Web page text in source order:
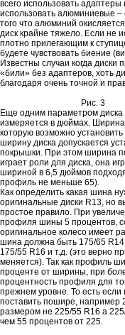
всего использовать адаптеры
использовать алюминиевые –
того что алюминий
диск крайне тяжело. Если не
плотно прилегающим к
будете чувствовать биение
Известны случаи когда диски
«били» без адаптеров, хоть
благодаря очень точной и
Рис. 3
Еще одним параметром диска
измеряется в дюймах.
которую возможно
ширину диска допускается
покрышки. При этом ширина
играет роли для диска, она
шириной в 6,5 дюймов
профиль не меньше 65).
Как определить какая шина
оригинальные диски R13, но
простое правило. При
профиля шины 5 процентов,
оригинальное колесо имеет
шина должна быть 175/65
175/55 R16 и т.д. (это верно
меняется). Так как профиль
проценте от ширины, при
процентность профиля для
прежнем уровне. То есть
поставить пошире, например
размером не 225/55 R16 а
чем 55 процентов от 225.